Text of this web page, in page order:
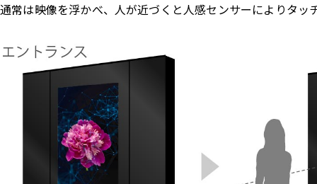
通常は映像を浮かべ、人が近づくと人感センサーによりタ